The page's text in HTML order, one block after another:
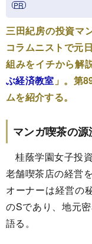
三田紀房の投資マ
コラムニストで元
組みをイチから解
ぶ経済教室 」。第
ムを紹介する。
マンガ喫茶の源
桂蔭学園女子投
老舗喫茶店の経営
オーナーは経営の
のSであり、地元
語る。